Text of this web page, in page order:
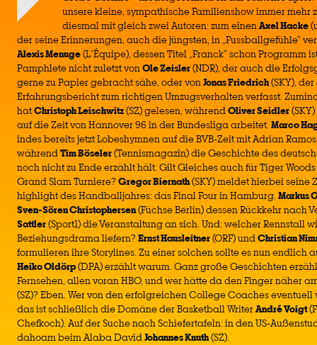
unsere kleine, sympathische Familienshow immer mehr
diesmal mit gleich zwei Autoren: zum einenAxel Hacke
der seine Erinnerungen, auch die jüngsten, in „Fussballgefühle“
Alexis Menuge(L´Équipe), dessen Titel „Franck“ schon Programm
Pamphlete nicht zuletzt vonOle Zeisler(NDR), der auch die
gerne zu Papier gebracht sähe, oder vonJonas Friedrich(SKY),
Erfahrungsbericht zum richtigen Umzugsverhalten verfasst.
hatChristoph Leischwitz(SZ) gelesen, währendOliver Seidler
auf die Zeit von Hannover 96 in der Bundesliga arbeitet.Marco
indes bereits jetzt Lobeshymnen auf die BVB-Zeit mit Adrian
währendTim Böseler(Tennismagazin) die Geschichte des
noch nicht zu Ende erzählt hält. Gilt Gleiches auch für Tiger
Grand Slam Turniere? Gregor Biernath(SKY) meldet hierbei seine
highlight des Handballjahres: das Final Four in Hamburg.Markus
Sven-Sören Christophersen(Füchse Berlin) dessen Rückkehr nach
Sattler(Sport1) die Veranstaltung an sich. Und: welcher Rennstall
Beziehungsdrama liefern? Ernst Hausleitner(ORF) undChristian
formulieren ihre Storylines. Zu einer solchen sollte es nun endlich
Heiko Oldörp(DPA) erzählt warum. Ganz große Geschichten
Fernsehen, allen voran HBO, und wer hätte da den Finger näher
(SZ)? Eben. Wer von den erfolgreichen College Coaches
das ist schließlich die Domäne der Basketball WriterAndré Voigt
Chefkoch). Auf der Suche nach Schiefertafeln: in den US-
dahoam beim Alaba DavidJohannes Knuth(SZ).